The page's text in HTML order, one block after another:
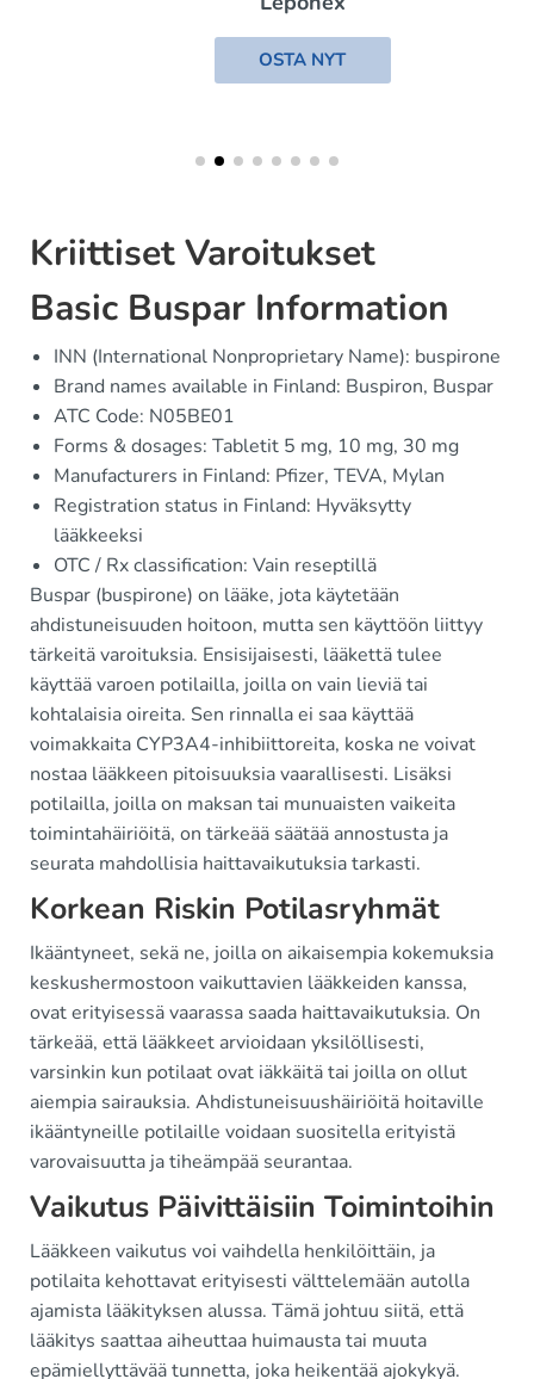
OSTA NYT
Kriittiset Varoitukset
Basic Buspar Information
INN (International Nonproprietary Name): buspirone
Brand names available in Finland: Buspiron, Buspar
ATC Code: N05BE01
Forms & dosages: Tabletit 5 mg, 10 mg, 30 mg
Manufacturers in Finland: Pfizer, TEVA, Mylan
Registration status in Finland: Hyväksytty
lääkkeeksi
OTC / Rx classification: Vain reseptillä
Buspar (buspirone) on lääke, jota käytetään
ahdistuneisuuden hoitoon, mutta sen käyttöön liittyy
tärkeitä varoituksia. Ensisijaisesti, lääkettä tulee
käyttää varoen potilailla, joilla on vain lieviä tai
kohtalaisia oireita. Sen rinnalla ei saa käyttää
voimakkaita CYP3A4-inhibiittoreita, koska ne voivat
nostaa lääkkeen pitoisuuksia vaarallisesti. Lisäksi
potilailla, joilla on maksan tai munuaisten vaikeita
toimintahäiriöitä, on tärkeää säätää annostusta ja
seurata mahdollisia haittavaikutuksia tarkasti.
Korkean Riskin Potilasryhmät
Ikääntyneet, sekä ne, joilla on aikaisempia kokemuksia
keskushermostoon vaikuttavien lääkkeiden kanssa,
ovat erityisessä vaarassa saada haittavaikutuksia. On
tärkeää, että lääkkeet arvioidaan yksilöllisesti,
varsinkin kun potilaat ovat iäkkäitä tai joilla on ollut
aiempia sairauksia. Ahdistuneisuushäiriöitä hoitaville
ikääntyneille potilaille voidaan suositella erityistä
varovaisuutta ja tiheämpää seurantaa.
Vaikutus Päivittäisiin Toimintoihin
Lääkkeen vaikutus voi vaihdella henkilöittäin, ja
potilaita kehottavat erityisesti välttelemään autolla
ajamista lääkityksen alussa. Tämä johtuu siitä, että
lääkitys saattaa aiheuttaa huimausta tai muuta
epämiellyttävää tunnetta, joka heikentää ajokykyä.